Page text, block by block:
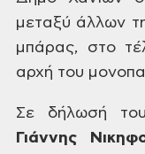
μεταξύ άλλων
μπάρας, στο
αρχή του
Σε δήλωσή
Γιάννης